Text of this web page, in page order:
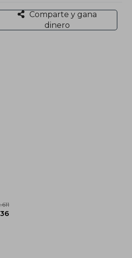
Comparte y gana
dinero